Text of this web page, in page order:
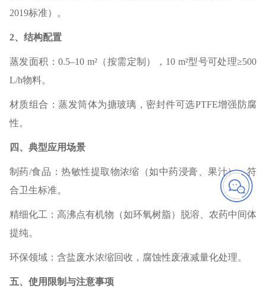
2019标准）。
2、结构配置‌
蒸发面积‌：0.5–10 m²（按需定制），10 m²型号可处理≥500
L/h物料。
材质组合‌：蒸发筒体为搪玻璃，密封件可选PTFE增强防腐
性。
四、典型应用场景‌
制药/食品‌：热敏性提取物浓缩（如中药浸膏、果汁），符
合卫生标准。
精细化工‌：高沸点有机物（如环氧树脂）脱溶、农药中间体
提纯。
环保领域‌：含盐废水浓缩回收，腐蚀性废液减量化处理。
五、使用限制与注意事项‌